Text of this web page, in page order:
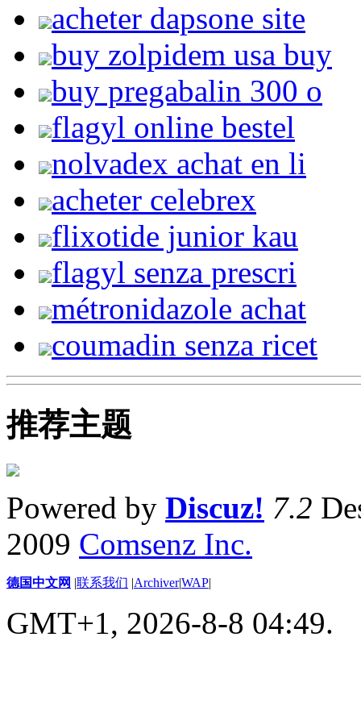
acheter dapsone site
buy zolpidem usa buy
buy pregabalin 300 o
flagyl online bestel
nolvadex achat en li
acheter celebrex
flixotide junior kau
flagyl senza prescri
métronidazole achat
coumadin senza ricet
推荐主题
Powered by Discuz! 7.2
2009 Comsenz Inc.
德国中文网 |联系我们 |Archiver|WAP|
GMT+1, 2026-8-8 04:49.